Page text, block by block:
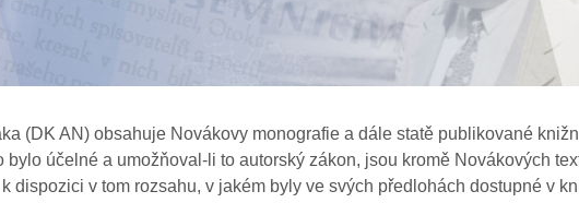
(DK AN) obsahuje Novákovy monografie a dále statě publikované
účelné a umožňoval-li to autorský zákon, jsou kromě Novákových
dispozici v tom rozsahu, v jakém byly ve svých předlohách dostupné v